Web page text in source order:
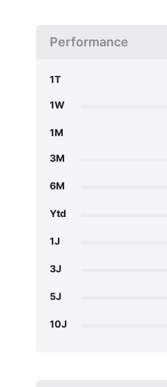
Performance
1T
1W
1M
3M
6M
Ytd
1J
3J
5J
10J